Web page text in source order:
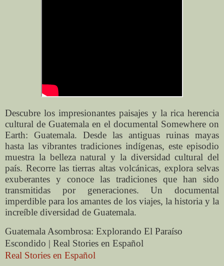
Descubre los impresionantes paisajes y la rica herencia
cultural de Guatemala en el documental Somewhere on
Earth: Guatemala. Desde las antiguas ruinas mayas
hasta las vibrantes tradiciones indígenas, este episodio
muestra la belleza natural y la diversidad cultural del
país. Recorre las tierras altas volcánicas, explora selvas
exuberantes y conoce las tradiciones que han sido
transmitidas por generaciones. Un documental
imperdible para los amantes de los viajes, la historia y la
increíble diversidad de Guatemala.
Guatemala Asombrosa: Explorando El Paraíso
Escondido | Real Stories en Español
Real Stories en Español